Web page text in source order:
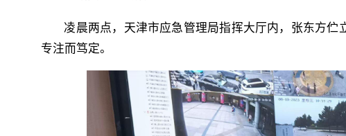
凌晨两点，天津市应急管理局指挥大厅内，张东方
专注而笃定。